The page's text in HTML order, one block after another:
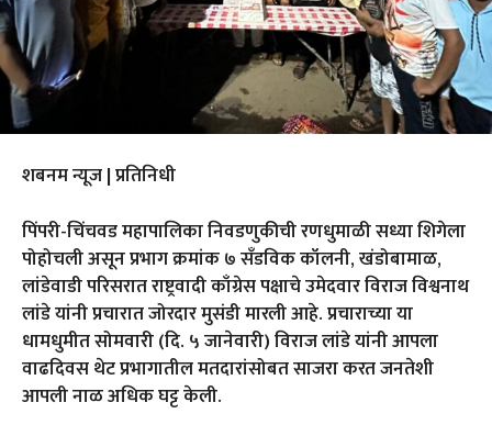
शबनम न्यूज | प्रतिनिधी
पिंपरी-चिंचवड महापालिका निवडणुकीची रणधुमाळी सध्या शिगेला
पोहोचली असून प्रभाग क्रमांक ७ सँडविक कॉलनी, खंडोबामाळ,
लांडेवाडी परिसरात राष्ट्रवादी काँग्रेस पक्षाचे उमेदवार विराज विश्वनाथ
लांडे यांनी प्रचारात जोरदार मुसंडी मारली आहे. प्रचाराच्या या
धामधुमीत सोमवारी (दि. ५ जानेवारी) विराज लांडे यांनी आपला
वाढदिवस थेट प्रभागातील मतदारांसोबत साजरा करत जनतेशी
आपली नाळ अधिक घट्ट केली.